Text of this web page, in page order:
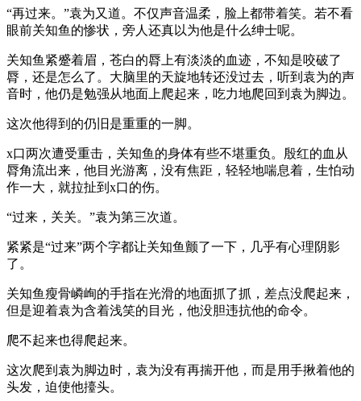
“再过来。”袁为又道。不仅声音温柔，脸上都带着笑。若不看
眼前关知鱼的惨状，旁人还真以为他是什么绅士呢。
关知鱼紧蹙着眉，苍白的脣上有淡淡的血迹，不知是咬破了
脣，还是怎么了。大脑里的天旋地转还没过去，听到袁为的声
音时，他仍是勉强从地面上爬起来，吃力地爬回到袁为脚边。
这次他得到的仍旧是重重的一脚。
x口两次遭受重击，关知鱼的身体有些不堪重负。殷红的血从
脣角流出来，他目光游离，没有焦距，轻轻地喘息着，生怕动
作一大，就拉扯到x口的伤。
“过来，关关。”袁为第三次道。
紧紧是“过来”两个字都让关知鱼颤了一下，几乎有心理阴影
了。
关知鱼瘦骨嶙峋的手指在光滑的地面抓了抓，差点没爬起来，
但是迎着袁为含着浅笑的目光，他没胆违抗他的命令。
爬不起来也得爬起来。
这次爬到袁为脚边时，袁为没有再揣开他，而是用手揪着他的
头发，迫使他擡头。